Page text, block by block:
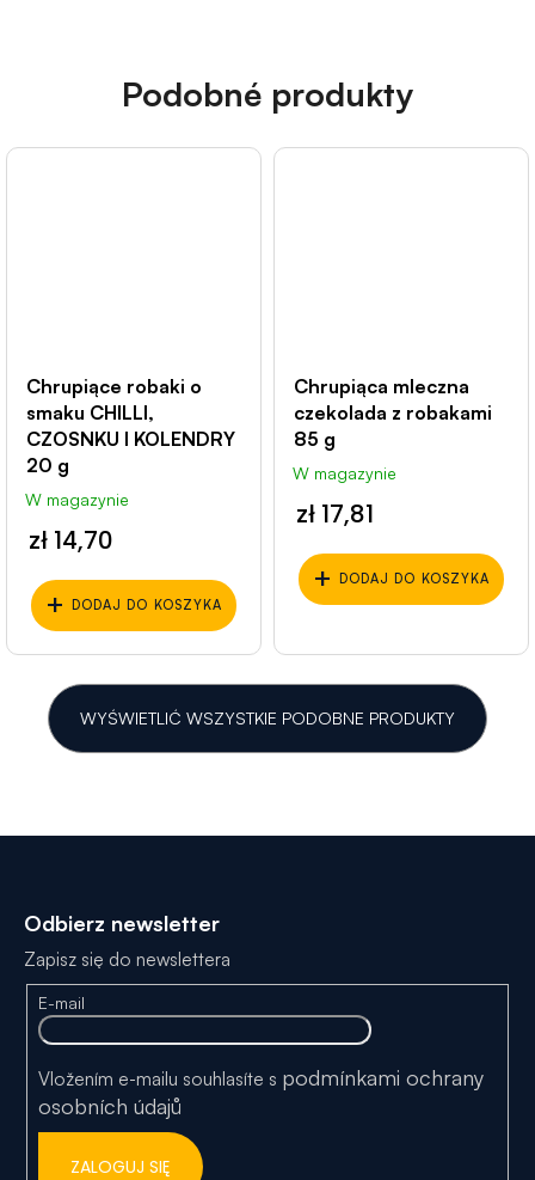
Podobné produkty
Chrupiące robaki o
smaku CHILLI,
CZOSNKU I KOLENDRY
20 g
W magazynie
zł 14,70
+ DODAJ DO KOSZYKA
Chrupiąca mleczna
czekolada z robakami
85 g
W magazynie
zł 17,81
+ DODAJ DO KOSZYKA
WYŚWIETLIĆ WSZYSTKIE PODOBNE PRODUKTY
Odbierz newsletter
Zapisz się do newslettera
E-mail
Vložením e-mailu souhlasíte s podmínkami ochrany
osobních údajů
ZALOGUJ SIĘ